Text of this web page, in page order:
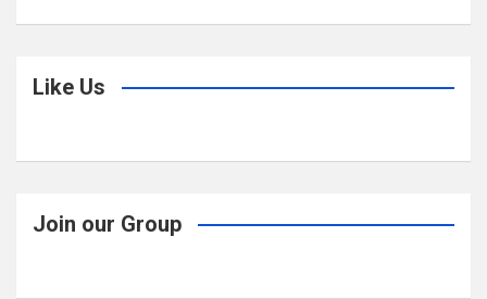
Like Us
Join our Group